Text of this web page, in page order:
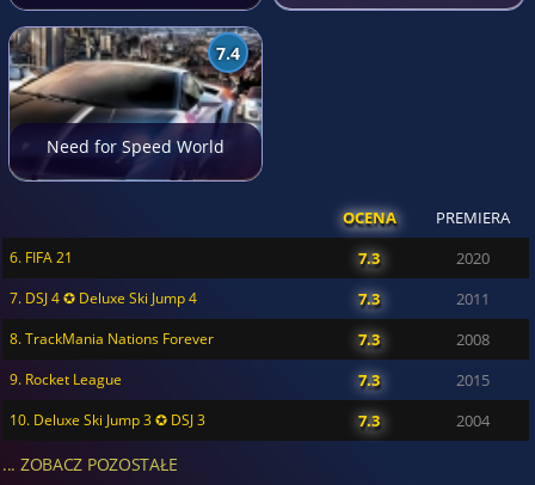
7.4
Need for Speed World
OCENA PREMIERA
6. FIFA 21 7.3 2020
7. DSJ 4 ✪ Deluxe Ski Jump 4 7.3 2011
8. TrackMania Nations Forever 7.3 2008
9. Rocket League 7.3 2015
10. Deluxe Ski Jump 3 ✪ DSJ 3 7.3 2004
... ZOBACZ POZOSTAŁE